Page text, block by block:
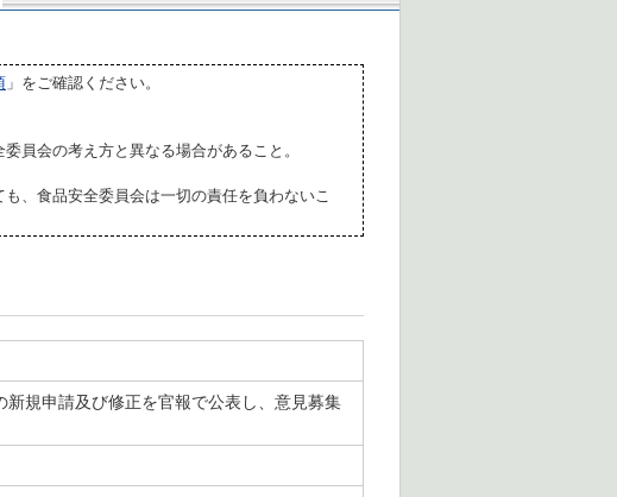
」をご確認ください。
員会の考え方と異なる場合があること。
、食品安全委員会は一切の責任を負わないこ
規申請及び修正を官報で公表し、意見募集